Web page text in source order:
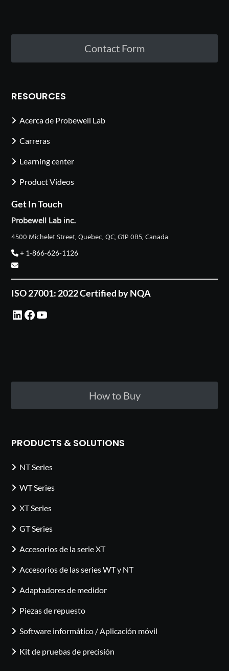
Contact Form
RESOURCES
Acerca de Probewell Lab
Carreras
Learning center
Product Videos
Get In Touch
Probewell Lab inc.
4500 Michelet Street, Quebec, QC, G1P 0B5, Canada
+ 1-866-626-1126
ISO 27001: 2022 Certified by NQA
LinkedIn Facebook YouTube
How to Buy
PRODUCTS & SOLUTIONS
NT Series
WT Series
XT Series
GT Series
Accesorios de la serie XT
Accesorios de las series WT y NT
Adaptadores de medidor
Piezas de repuesto
Software informático / Aplicación móvil
Kit de pruebas de precisión